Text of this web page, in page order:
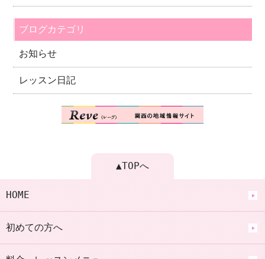
ブログカテゴリ
お知らせ
レッスン日記
▲TOPへ
HOME
初めての方へ